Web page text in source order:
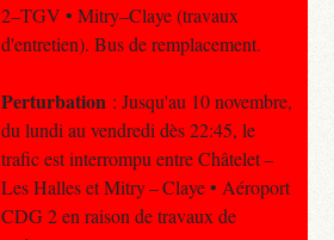
2–TGV • Mitry–Claye (travaux
d'entretien). Bus de remplacement.
Perturbation : Jusqu'au 10 novembre,
du lundi au vendredi dès 22:45, le
trafic est interrompu entre Châtelet –
Les Halles et Mitry – Claye • Aéroport
CDG 2 en raison de travaux de